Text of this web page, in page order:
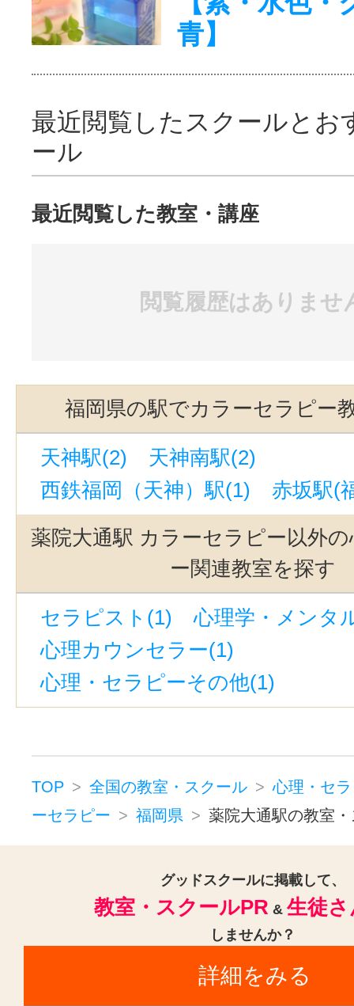
青】
最近閲覧したスクールとお
ール
最近閲覧した教室・講座
閲覧履歴はありませ
福岡県の駅でカラーセラピー
天神駅(2)
天神南駅(2)
西鉄福岡（天神）駅(1)
赤坂駅(
薬院大通駅 カラーセラピー以外
ー関連教室を探す
セラピスト(1)
心理学・メンタ
心理カウンセラー(1)
心理・セラピーその他(1)
TOP 全国の教室・スクール
心理・セ
ーセラピー
福岡県 薬院大通駅の教室
グッドスクールに掲載して、
教室・スクールPR & 生徒
しませんか？
詳細をみる